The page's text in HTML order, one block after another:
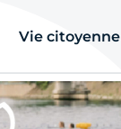
Vie citoyenne